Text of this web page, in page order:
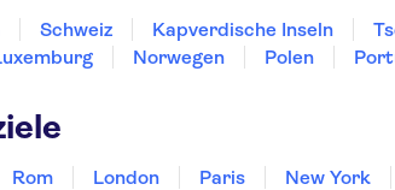
Schweiz Kapverdische Inseln
Norwegen Polen
Rom London Paris New York